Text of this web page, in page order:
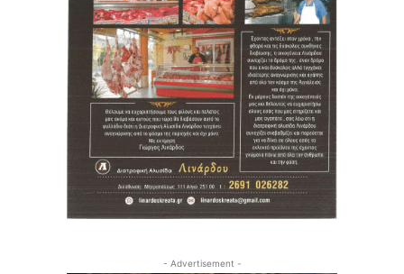
- Advertisement -